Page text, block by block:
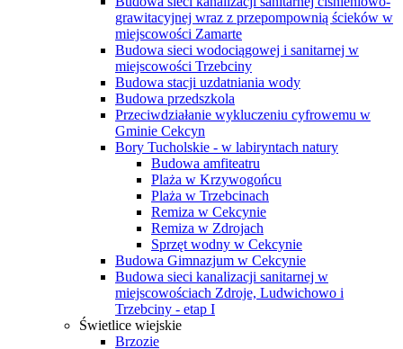
grawitacyjnej wraz z przepompownią ścieków w
miejscowości Zamarte
Budowa sieci wodociągowej i sanitarnej w
miejscowości Trzebciny
Budowa stacji uzdatniania wody
Budowa przedszkola
Przeciwdziałanie wykluczeniu cyfrowemu w
Gminie Cekcyn
Bory Tucholskie - w labiryntach natury
Budowa amfiteatru
Plaża w Krzywogońcu
Plaża w Trzebcinach
Remiza w Cekcynie
Remiza w Zdrojach
Sprzęt wodny w Cekcynie
Budowa Gimnazjum w Cekcynie
Budowa sieci kanalizacji sanitarnej w
miejscowościach Zdroje, Ludwichowo i
Trzebciny - etap I
Świetlice wiejskie
Brzozie